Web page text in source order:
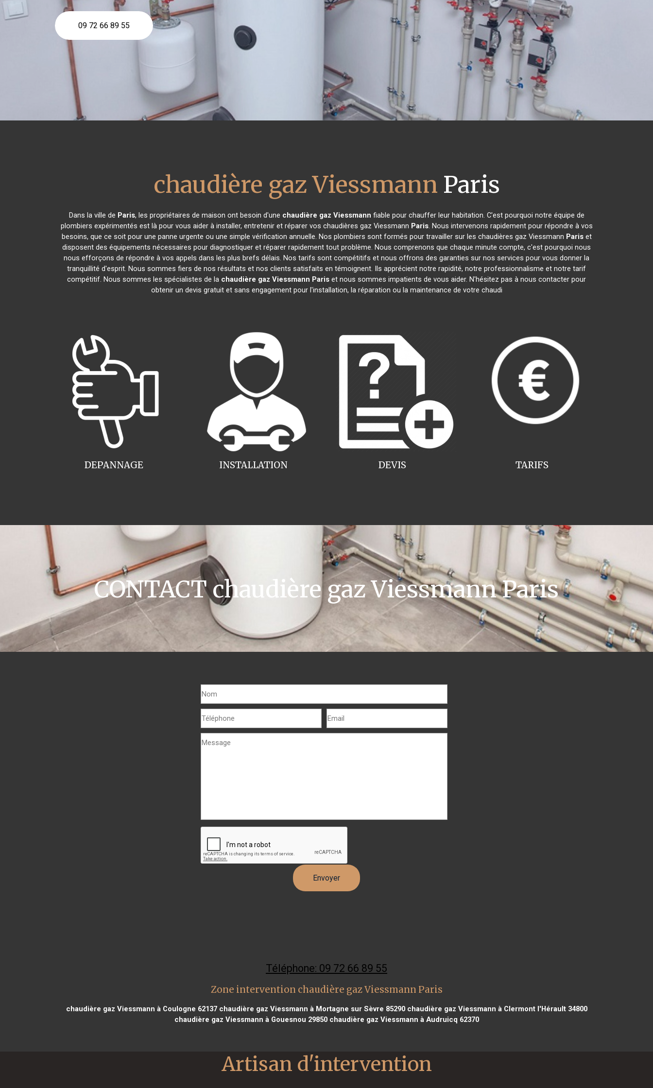
09 72 66 89 55
chaudière gaz Viessmann Paris
Dans la ville de Paris, les propriétaires de maison ont besoin d'une chaudière gaz Viessmann fiable pour chauffer leur habitation. C'est pourquoi notre équipe de
plombiers expérimentés est là pour vous aider à installer, entretenir et réparer vos chaudières gaz Viessmann Paris. Nous intervenons rapidement pour répondre à vos
besoins, que ce soit pour une panne urgente ou une simple vérification annuelle. Nos plombiers sont formés pour travailler sur les chaudières gaz Viessmann Pariset
disposent des équipements nécessaires pour diagnostiquer et réparer rapidement tout problème. Nous comprenons que chaque minute compte, c'est pourquoi nous
nous efforçons de répondre à vos appels dans les plus brefs délais. Nos tarifs sont compétitifs et nous offrons des garanties sur nos services pour vous donner la
tranquillité d'esprit. Nous sommes fiers de nos résultats et nos clients satisfaits en témoignent. Ils apprécient notre rapidité, notre professionnalisme et notre tarif
compétitif. Nous sommes les spécialistes de la chaudière gaz Viessmann Paris et nous sommes impatients de vous aider. N'hésitez pas à nous contacter pour
obtenir un devis gratuit et sans engagement pour l'installation, la réparation ou la maintenance de votre chaudi
INSTALLATION
DEPANNAGE TARIFS
DEVIS
CONTACT chaudière gaz Viessmann Paris
Téléphone: 09 72 66 89 55
Zone intervention chaudière gaz Viessmann Paris
chaudière gaz Viessmann à Coulogne 62137chaudière gaz Viessmann à Mortagne sur Sèvre 85290chaudière gaz Viessmann à Clermont l'Hérault 34800
chaudière gaz Viessmann à Gouesnou 29850chaudière gaz Viessmann à Audruicq 62370
Artisan d'intervention